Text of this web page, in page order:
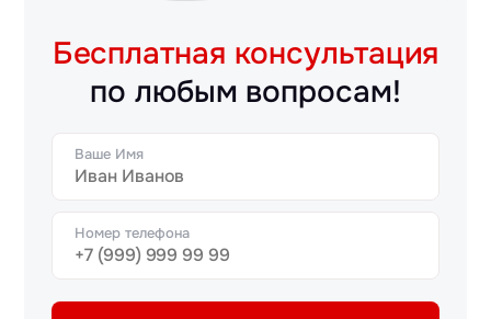
Бесплатная консультация
по любым вопросам!
Ваше Имя
Номер телефона